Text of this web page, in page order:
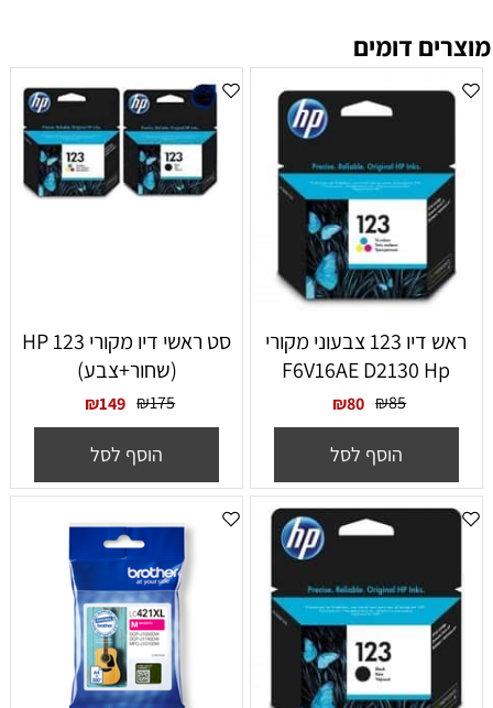
מוצרים דומים
ראש דיו 123 צבעוני מקורי
F6V16AE D2130 Hp
₪85
₪80
הוסף לסל
סט ראשי דיו מקורי HP 123
(שחור+צבע)
₪175
₪149
הוסף לסל